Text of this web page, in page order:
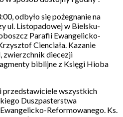
odbyło się pożegnanie na
ul. Listopadowej w Bielsku-
Parafii Ewangelicko-
Cienciała. Kazanie
zwierzchnik diecezji
biblijne z Księgi Hioba
wszystkich
Duszpasterstwa
Reformowanego. Ks.